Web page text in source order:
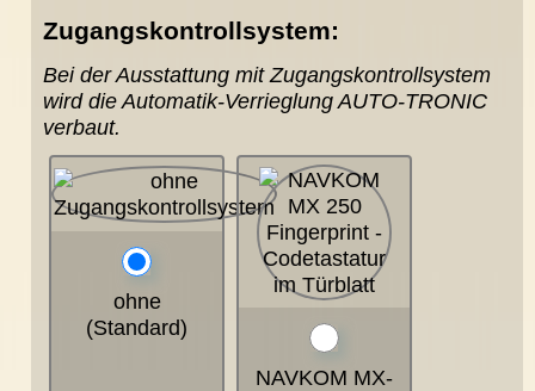
Zugangskontrollsystem:
Bei der Ausstattung mit Zugangskontrollsystem
wird die Automatik-Verrieglung AUTO-TRONIC
verbaut.
ohne
(Standard)
NAVKOM MX-